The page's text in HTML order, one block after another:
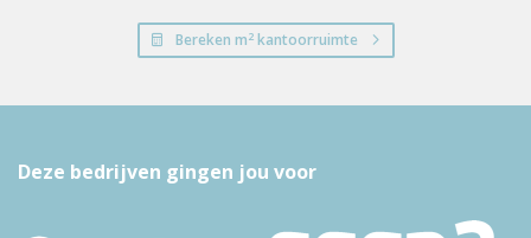
Bereken m2kantoorruimte
Deze bedrijven gingen jou voor